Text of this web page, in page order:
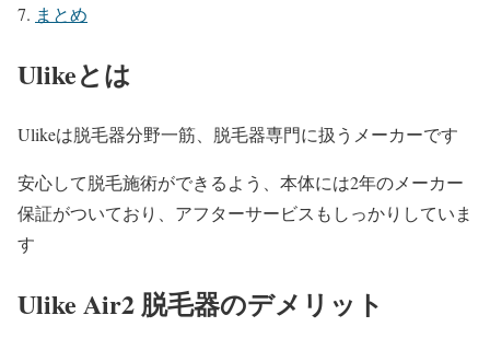
まとめ
Ulikeとは
Ulikeは脱毛器分野一筋、脱毛器専門に扱うメーカーです
安心して脱毛施術ができるよう、本体には2年のメーカー
保証がついており、アフターサービスもしっかりしていま
す
Ulike Air2 脱毛器のデメリット